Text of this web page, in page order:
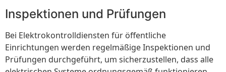
Inspektionen und Prüfungen
Bei Elektrokontrolldiensten für öffentliche
Einrichtungen werden regelmäßige Inspektionen und
Prüfungen durchgeführt, um sicherzustellen, dass alle